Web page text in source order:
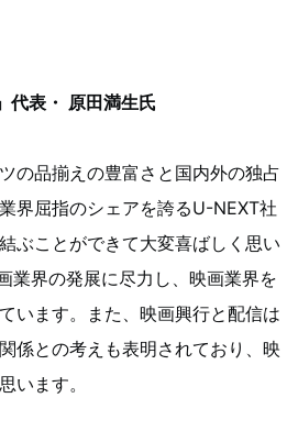
表・ 原田満生氏
の品揃えの豊富さと国内外の独占
界屈指のシェアを誇るU-NEXT社
ぶことができて大変喜ばしく思い
業界の発展に尽力し、映画業界を
います。また、映画興行と配信は
係との考えも表明されており、映
います。